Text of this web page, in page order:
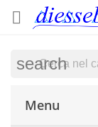

search
Menu